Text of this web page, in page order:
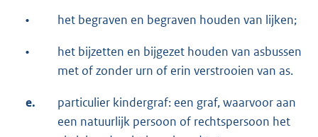
• het begraven en begraven houden van lijken;
•
het bijzetten en bijgezet houden van asbussen
met of zonder urn of erin verstrooien van as.
e.
particulier kindergraf: een graf, waarvoor aan
een natuurlijk persoon of rechtspersoon het